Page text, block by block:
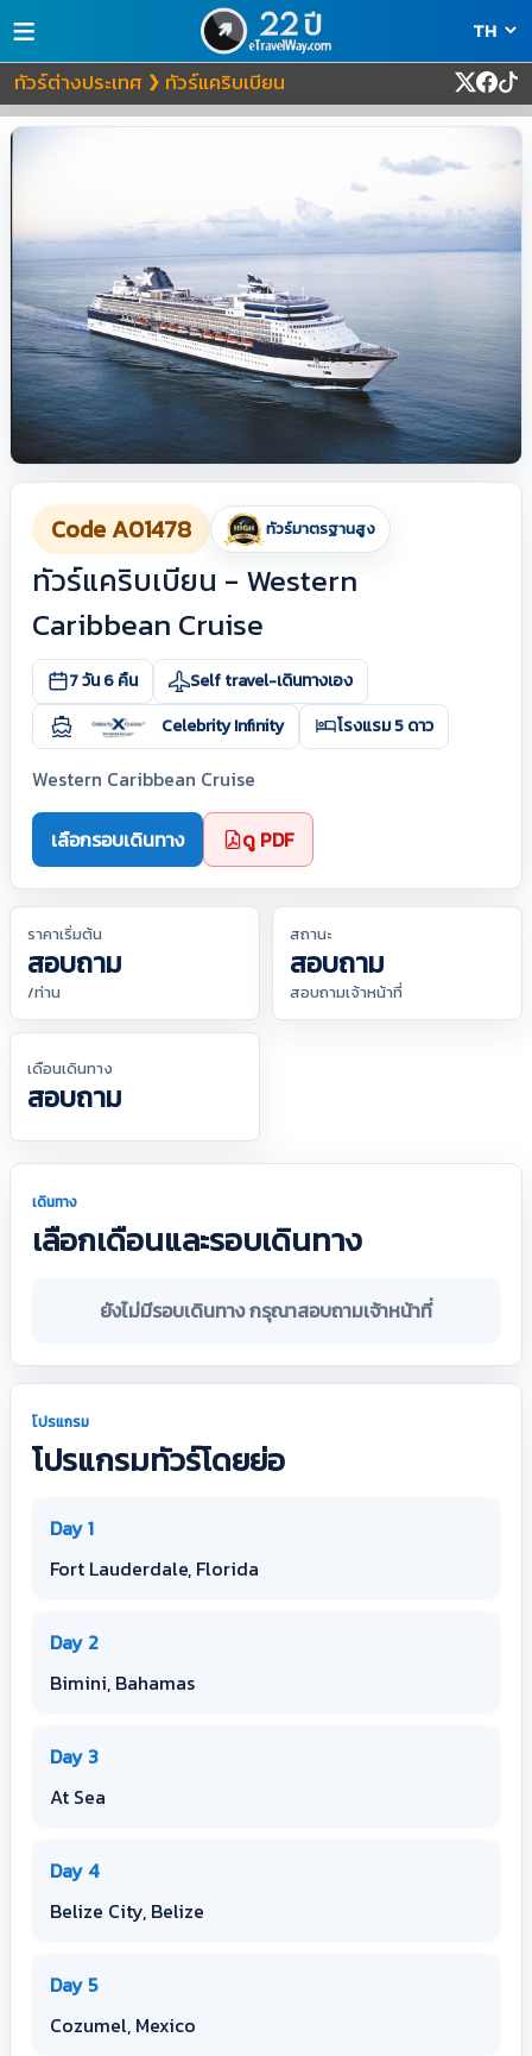
≡
ทัวร์ต่างประเทศ ❯ ทัวร์แคริบเบียน
Code A01478 ทัวร์มาตรฐานสูง
ทัวร์แคริบเบียน - Western
Caribbean Cruise
7 วัน 6 คืน
Self travel-เดินทางเอง
Celebrity Infinity
โรงแรม 5 ดาว
Western Caribbean Cruise
เลือกรอบเดินทาง ดู PDF
ราคาเริ่มต้น
สอบถาม
/ท่าน
สถานะ
สอบถาม
สอบถามเจ้าหน้าที่
เดือนเดินทาง
สอบถาม
เดินทาง
เลือกเดือนและรอบเดินทาง
ยังไม่มีรอบเดินทาง กรุณาสอบถามเจ้าหน้าที่
โปรแกรม
โปรแกรมทัวร์โดยย่อ
Day 1
Fort Lauderdale, Florida
Day 2
Bimini, Bahamas
Day 3
At Sea
Day 4
Belize City, Belize
Day 5
Cozumel, Mexico